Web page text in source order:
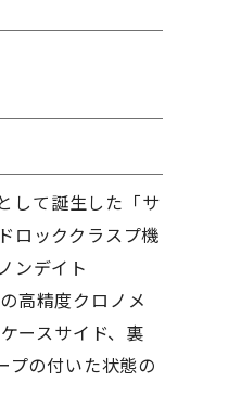
して誕生した「サ
ロッククラスプ機
ンデイト
高精度クロノメ
ースサイド、裏
プの付いた状態の